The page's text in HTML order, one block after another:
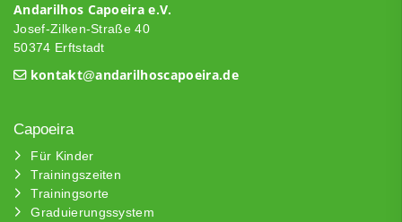
Andarilhos Capoeira e.V.
Josef-Zilken-Straße 40
50374 Erftstadt
kontakt@andarilhoscapoeira.de
Capoeira
Für Kinder
Trainingszeiten
Trainingsorte
Graduierungssystem